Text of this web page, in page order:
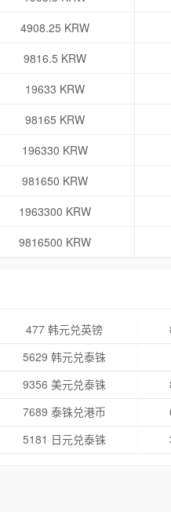
4908.25 KRW
9816.5 KRW
19633 KRW
98165 KRW
196330 KRW
981650 KRW
1963300 KRW
9816500 KRW
477 韩元兑英镑
5629 韩元兑泰铢
9356 美元兑泰铢
7689 泰铢兑港币
5181 日元兑泰铢